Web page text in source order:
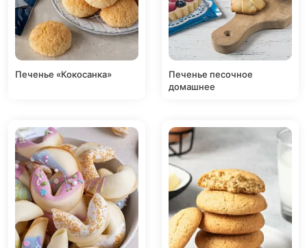
Печенье «Кокосанка»
Печенье песочное
домашнее